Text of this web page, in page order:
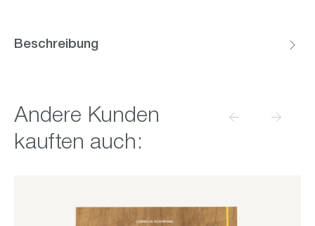
Beschreibung
Produktgalerie überspringen
Andere Kunden
kauften auch: